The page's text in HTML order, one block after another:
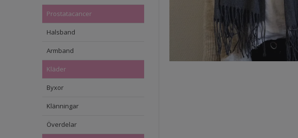
Prostatacancer
Halsband
Armband
Kläder
Byxor
Klänningar
Överdelar